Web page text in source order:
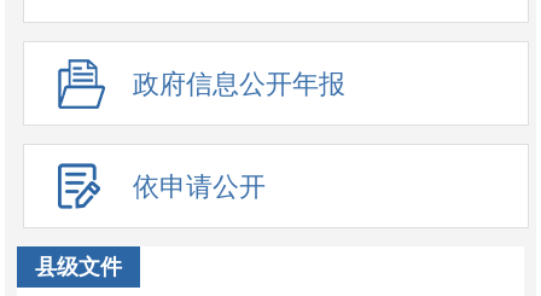
政府信息公开年报
依申请公开
县级文件